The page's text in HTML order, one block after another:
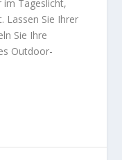
im Tageslicht,
Lassen Sie Ihrer
Sie Ihre
Outdoor-